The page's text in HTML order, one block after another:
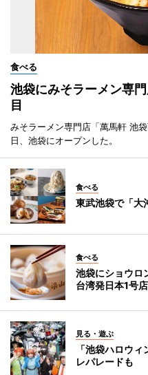
食べる
池袋にみそラーメン専
目
みそラーメン専門店「萬馬軒 池
日、池袋にオープンした。
食べる
東武池袋で「
食べる
池袋にショウロ
台湾発日本1号店
見る・遊ぶ
「池袋ハロウ
レパレードも